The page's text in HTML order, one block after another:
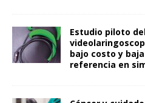
Estudio piloto
bajo costo y
referencia en